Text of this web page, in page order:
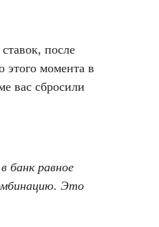
после
этого момента в
вас сбросили
банк равное
Это